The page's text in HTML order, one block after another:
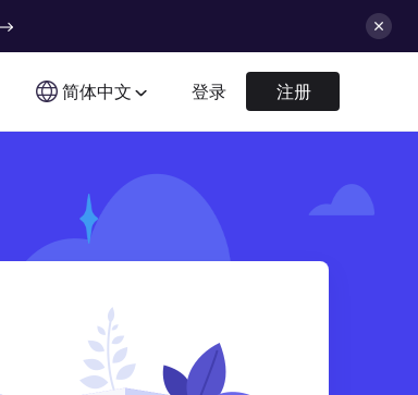
简体中文 登录 注册